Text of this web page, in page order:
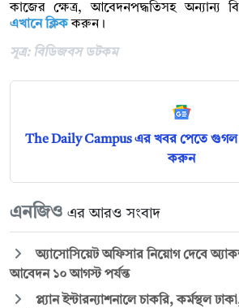
কাজের ক্ষেত্র, আবেদনপদ্ধতিসহ অন্যান্য
এখানে ক্লিককরুন।
সূত্র: বিডিজবস ডটকম
The Daily Campus এর খবর পেতে গুগল
করুন
এনজিও এর আরও সংবাদ
অ্যাসোসিয়েট অফিসার নিয়োগ দেবে
আবেদন ১০ আগস্ট পর্যন্ত
প্ল্যান ইন্টারন্যাশনালে চাকরি, কর্মস্থল